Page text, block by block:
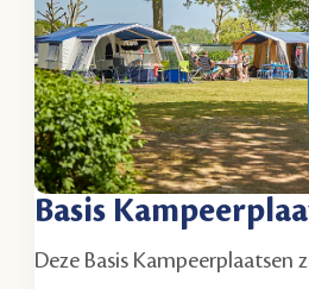
Basis
Deze Basis Kampeerplaatsen